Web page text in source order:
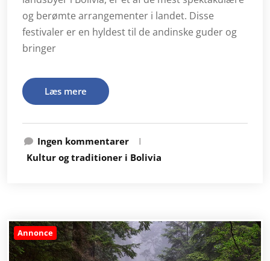
og berømte arrangementer i landet. Disse
festivaler er en hyldest til de andinske guder og
bringer
Læs mere
Ingen kommentarer
I
Kultur og traditioner i Bolivia
Annonce